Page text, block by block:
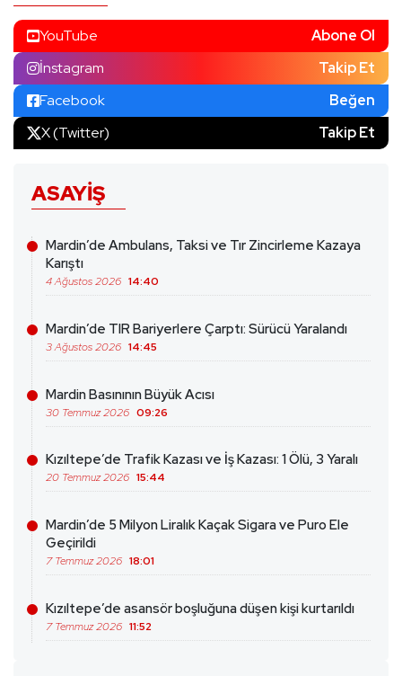
YouTube
Abone Ol
İnstagram
Takip Et
Facebook
Beğen
X (Twitter)
Takip Et
ASAYIŞ
Mardin’de Ambulans, Taksi ve Tır Zincirleme Kazaya
Karıştı
4 Ağustos 2026 14:40
Mardin’de TIR Bariyerlere Çarptı: Sürücü Yaralandı
3 Ağustos 2026 14:45
Mardin Basınının Büyük Acısı
30 Temmuz 2026 09:26
Kızıltepe’de Trafik Kazası ve İş Kazası: 1 Ölü, 3 Yaralı
20 Temmuz 2026 15:44
Mardin’de 5 Milyon Liralık Kaçak Sigara ve Puro Ele
Geçirildi
7 Temmuz 2026 18:01
Kızıltepe’de asansör boşluğuna düşen kişi kurtarıldı
7 Temmuz 2026 11:52